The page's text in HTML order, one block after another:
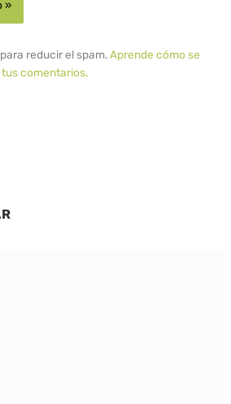
reducir el spam.Aprende cómo se
comentarios.